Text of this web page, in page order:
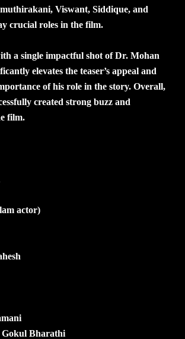
Viswant, Siddique, and
crucial roles in the film.
a single impactful shot of Dr. Mohan
elevates the teaser’s appeal and
of his role in the story. Overall,
created strong buzz and
film.
actor)
Bharathi